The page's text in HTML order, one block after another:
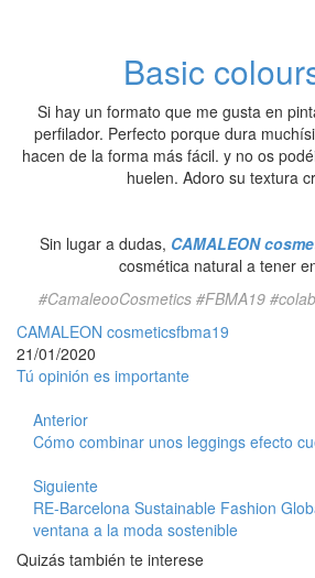
Basic
Si hay un formato que me gusta en
perfilador. Perfecto porque dura
hacen de la forma más fácil. y no os
huelen. Adoro su textura
Sin lugar a dudas, CAMALEON
cosmética natural a tener
#CamaleooCosmetics #FBMA19
CAMALEON cosmeticsfbma19
21/01/2020
Tú opinión es importante
Anterior
Cómo combinar unos leggings efecto
Siguiente
RE-Barcelona Sustainable Fashion
ventana a la moda sostenible
Quizás también te interese